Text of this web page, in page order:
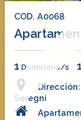
COD. A0068
1 Dormitorio/s 1
Seregni